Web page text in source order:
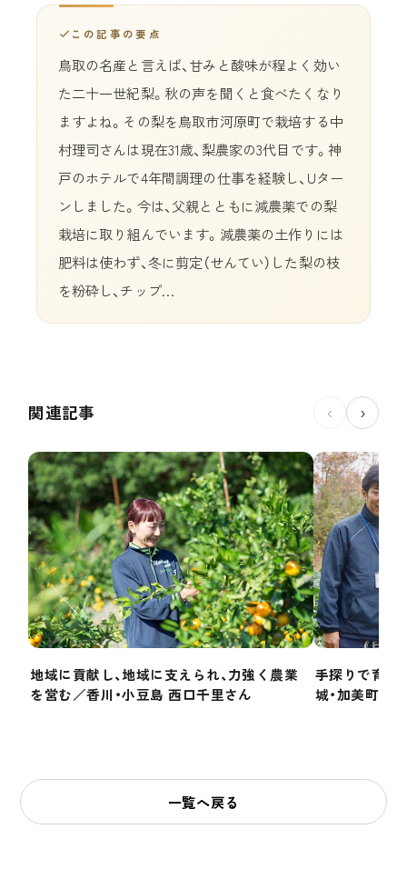
この記事の要点
鳥取の名産と言えば、甘みと酸味が程よく効い
た二十一世紀梨。秋の声を聞くと食べたくなり
ますよね。その梨を鳥取市河原町で栽培する中
村理司さんは現在31歳、梨農家の3代目です。神
戸のホテルで4年間調理の仕事を経験し、Uター
ンしました。今は、父親とともに減農薬での梨
栽培に取り組んでいます。減農薬の土作りには
肥料は使わず、冬に剪定（せんてい）した梨の枝
を粉砕し、チップ…
関連記事 ‹ ›
地域に貢献し、地域に支えられ、力強く農業
を営む／香川・小豆島 西口千里さん
手探りで育て
城・加美町門
一覧へ戻る